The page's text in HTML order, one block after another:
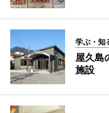
学ぶ・知
屋久島
施設